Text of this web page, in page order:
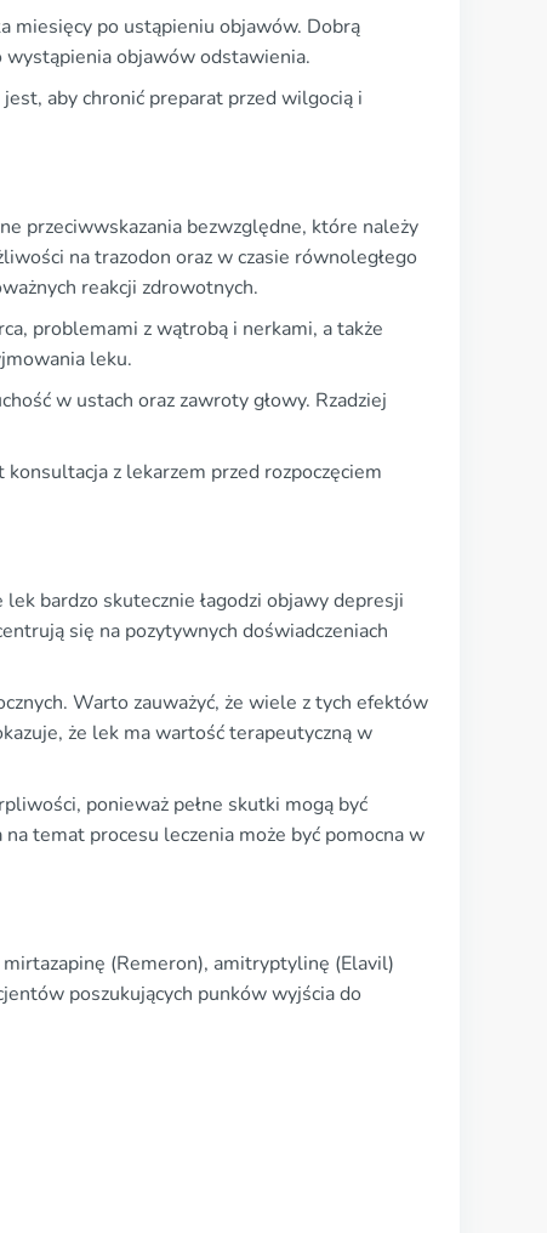
miesięcy po ustąpieniu objawów. Dobrą
objawów odstawienia.
aby chronić preparat przed wilgocią i
przeciwwskazania bezwzględne, które należy
na trazodon oraz w czasie równoległego
reakcji zdrowotnych.
problemami z wątrobą i nerkami, a także
leku.
w ustach oraz zawroty głowy. Rzadziej
z lekarzem przed rozpoczęciem
bardzo skutecznie łagodzi objawy depresji
się na pozytywnych doświadczeniach
Warto zauważyć, że wiele z tych efektów
że lek ma wartość terapeutyczną w
ponieważ pełne skutki mogą być
temat procesu leczenia może być pomocna w
(Remeron), amitryptylinę (Elavil)
poszukujących punków wyjścia do